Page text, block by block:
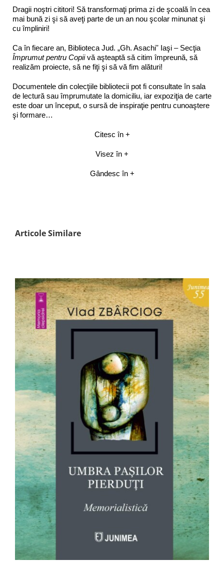
Dragii noştri cititori! Să transformaţi prima zi de şcoală în cea
mai bună zi şi să aveţi parte de un an nou şcolar minunat şi
cu împliniri!
Ca în fiecare an, Biblioteca Jud. „Gh. Asachiˮ Iaşi – Secţia
Împrumut pentru Copiivă aşteaptă să citim împreună, să
realizăm proiecte, să ne fiţi şi să vă fim alături!
Documentele din colecţiile bibliotecii pot fi consultate în sala
de lectură sau împrumutate la domiciliu, iar expoziţia de carte
este doar un început, o sursă de inspiraţie pentru cunoaştere
şi formare…
Citesc în +
Visez în +
Gândesc în +
Articole Similare